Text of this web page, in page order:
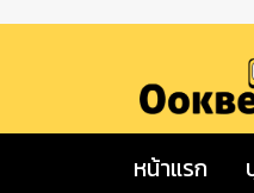
หน้าแรก